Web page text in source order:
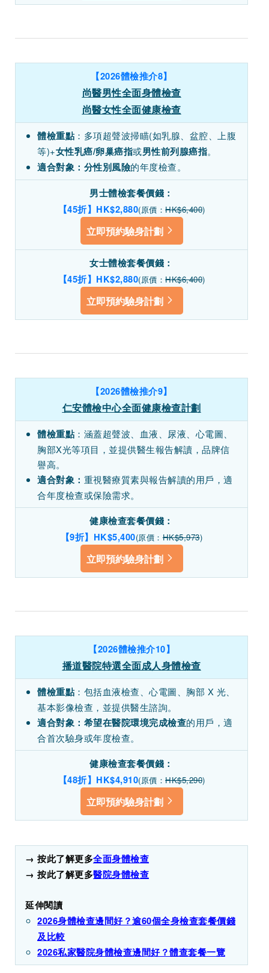
【2026體檢推介8】
尚醫男性全面身體檢查
尚醫女性全面健康檢查
體檢重點 ：多項超聲波掃瞄(如乳腺、盆腔、上腹
等)+女性乳癌/卵巢癌指或男性前列腺癌指。
適合對象： 分性別風險的年度檢查。
男士體檢套餐價錢：
【45折】HK$2,880(原價： HK$6,400)
立即預約驗身計劃
女士體檢套餐價錢：
【45折】HK$2,880(原價： HK$6,400)
立即預約驗身計劃
【2026體檢推介9】
仁安體檢中心全面健康檢查計劃
體檢重點 ：涵蓋超聲波、血液、尿液、心電圖、
胸部X光等項目，並提供醫生報告解讀，品牌信
譽高。
適合對象： 重視醫療質素與報告解讀的用戶，適
合年度檢查或保險需求。
健康檢查套餐價錢：
【9折】HK$5,400(原價：HK$5,973)
立即預約驗身計劃
【2026體檢推介10】
播道醫院特選全面成人身體檢查
體檢重點 ：包括血液檢查、心電圖、胸部 X 光、
基本影像檢查，並提供醫生諮詢。
適合對象： 希望在醫院環境完成檢查的用戶，適
合首次驗身或年度檢查。
健康檢查套餐價錢：
【48折】HK$4,910(原價： HK$5,290)
立即預約驗身計劃
→ 按此了解更多全面身體檢查
→ 按此了解更多醫院身體檢查
延伸閱讀
2026身體檢查邊間好？逾60個全身檢查套餐價錢
及比較
2026私家醫院身體檢查邊間好？體查套餐一覽